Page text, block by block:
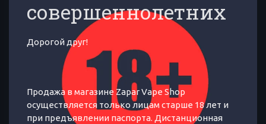
Ледяная Фанта
ХАРАКТЕРИСТИКИ ОТЗЫВЫ
совершеннолетних
Дорогой друг!
Продажа в магазине Zapar Vape Shop
осуществляется только лицам старше 18 лет и
при предъявлении паспорта. Дистанционная